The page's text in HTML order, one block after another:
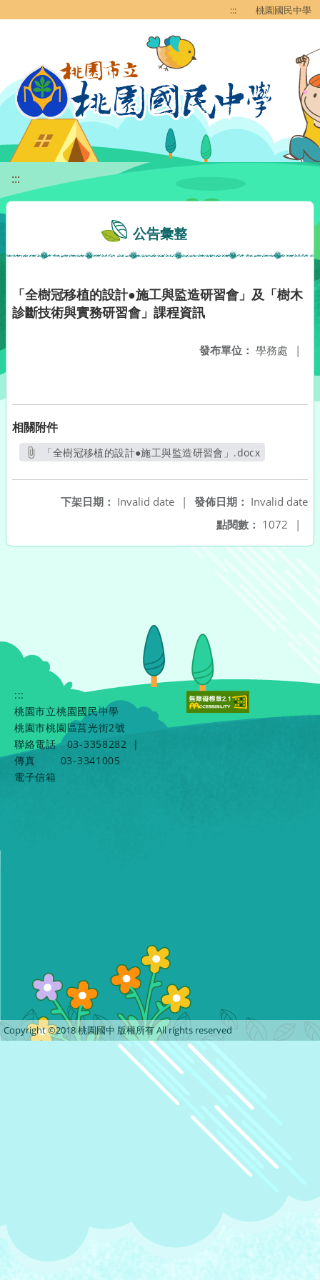
::: 桃園國民中學
:::
公告彙整
「全樹冠移植的設計●施工與監造研習會」及「樹木
診斷技術與實務研習會」課程資訊
發布單位： 學務處 |
相關附件
「全樹冠移植的設計●施工與監造研習會」.docx
發佈日期： Invalid date
下架日期： Invalid date
|
點閱數： 1072 |
:::
桃園市立桃園國民中學
桃園市桃園區莒光街2號
聯絡電話
03-3358282
|
傳真
03-3341005
電子信箱
Copyright ©2018 桃園國中 版權所有 All rights reserved